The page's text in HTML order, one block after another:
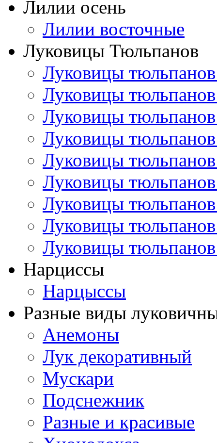
Лилии осень
Лилии восточные
Луковицы Тюльпанов
Луковицы
Луковицы
Луковицы
Луковицы
Луковицы
Луковицы
Луковицы
Луковицы
Луковицы
Нарциссы
Нарцыссы
Разные виды
Анемоны
Лук декоративный
Мускари
Подснежник
Разные и красивые